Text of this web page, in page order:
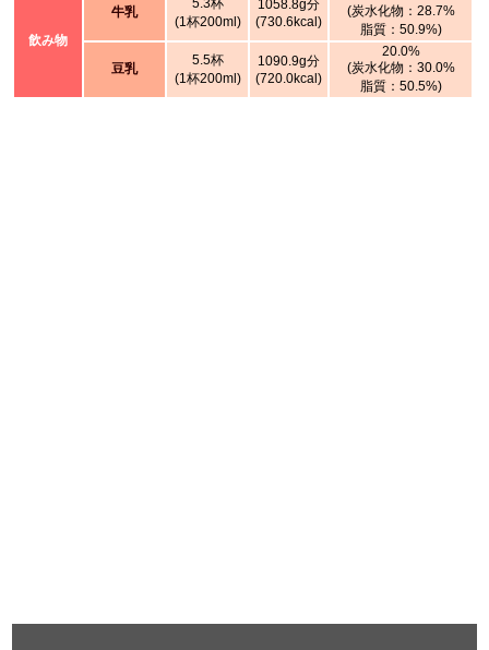
飲み物
牛乳
5.3杯
(1杯200ml)
1058.8g分
(730.6kcal)
(炭水化物：28.7%
脂質：50.9%)
豆乳
5.5杯
(1杯200ml)
1090.9g分
(720.0kcal)
20.0%
(炭水化物：30.0%
脂質：50.5%)